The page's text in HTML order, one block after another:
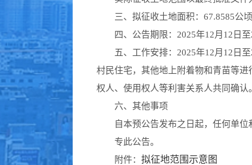
三、拟征收土地面积：67.8585公顷
四、公告期限：2025年12月12日至
五、工作安排：2025年12月12日至
村民住宅，其他地上附着物和青苗等
权人、使用权人等利害关系人共同确
六、其他事项
自本预公告发布之日起，任何单位和
专此公告。
附件： 拟征地范围示意图